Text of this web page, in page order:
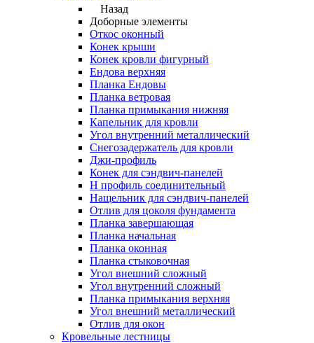
Назад
Доборные элементы
Откос оконный
Конек крыши
Конек кровли фигурный
Ендова верхняя
Планка Ендовы
Планка ветровая
Планка примыкания нижняя
Капельник для кровли
Угол внутренний металлический
Снегозадержатель для кровли
Джи-профиль
Конек для сэндвич-панелей
Н профиль соединительный
Нащельник для сэндвич-панелей
Отлив для цоколя фундамента
Планка завершающая
Планка начальная
Планка оконная
Планка стыковочная
Угол внешний сложный
Угол внутренний сложный
Планка примыкания верхняя
Угол внешний металлический
Отлив для окон
Кровельные лестницы